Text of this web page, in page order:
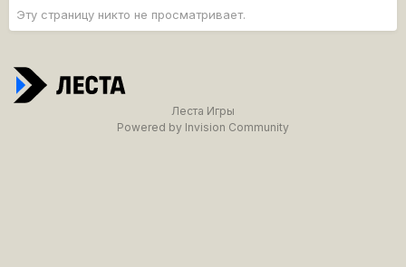
Эту страницу никто не просматривает.
Леста Игры
Powered by Invision Community